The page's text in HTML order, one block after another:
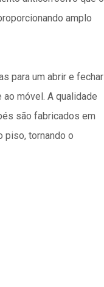
amplo
para um abrir e fechar
móvel. A qualidade
são fabricados em
piso, tornando o